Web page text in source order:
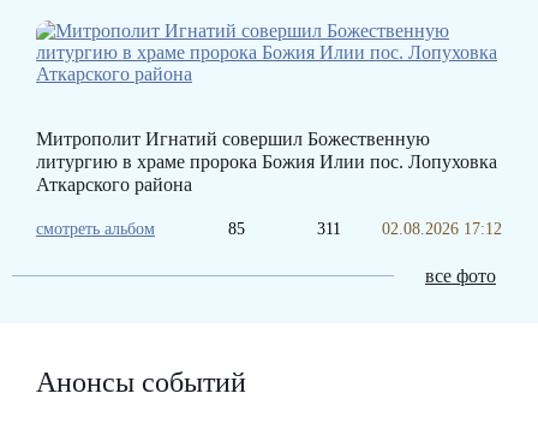
Митрополит Игнатий совершил Божественную
литургию в храме пророка Божия Илии пос. Лопуховка
Аткарского района
смотреть альбом 85 311 02.08.2026 17:12
все фото
Анонсы событий